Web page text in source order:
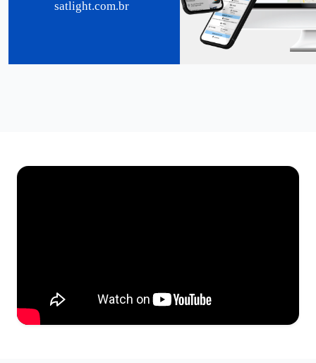
satlight.com.br